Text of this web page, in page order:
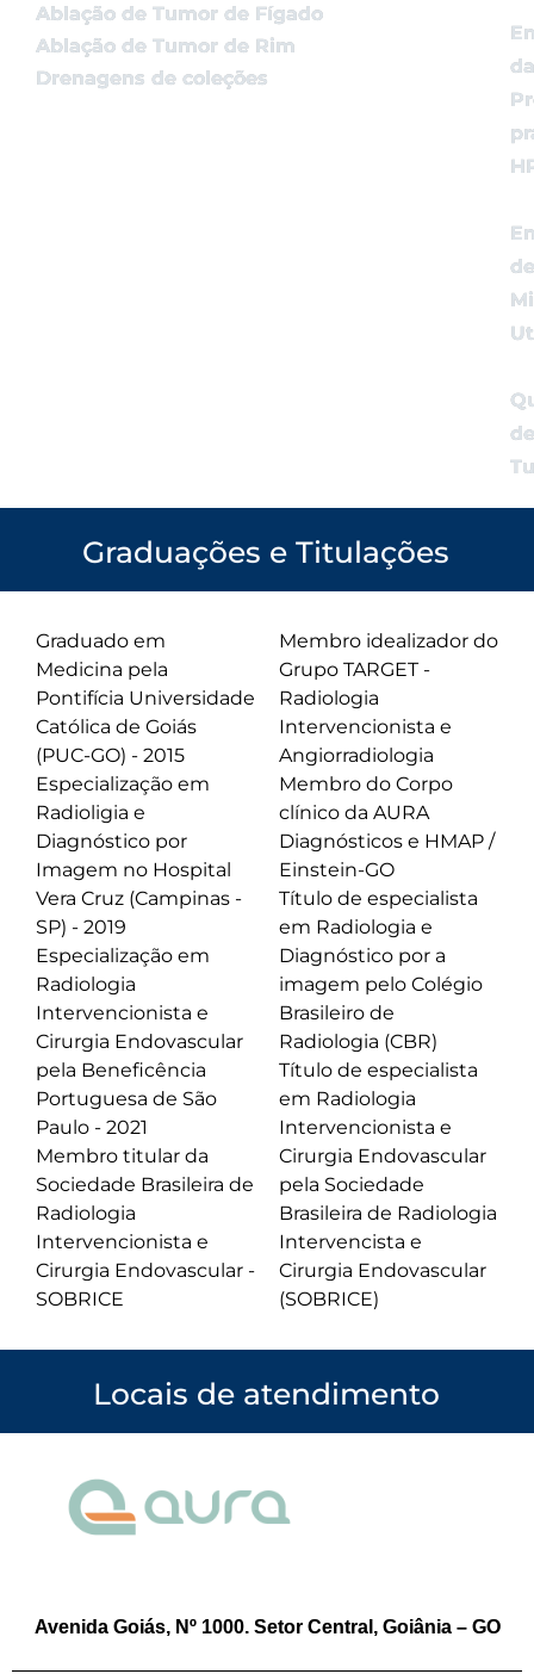
Ablação de Tumor de Fígado
Ablação de Tumor de Rim
Drenagens de coleções
da
de
de
Graduações e Titulações
Graduado em
Medicina pela
Pontifícia Universidade
Católica de Goiás
(PUC-GO) - 2015
Especialização em
Radioligia e
Diagnóstico por
Imagem no Hospital
Vera Cruz (Campinas -
SP) - 2019
Especialização em
Radiologia
Intervencionista e
Cirurgia Endovascular
pela Beneficência
Portuguesa de São
Paulo - 2021
Membro titular da
Sociedade Brasileira de
Radiologia
Intervencionista e
Cirurgia Endovascular -
SOBRICE
Membro idealizador do
Grupo TARGET -
Radiologia
Intervencionista e
Angiorradiologia
⁠Membro do Corpo
clínico da AURA
Diagnósticos e HMAP /
Einstein-GO
Título de especialista
em Radiologia e
Diagnóstico por a
imagem pelo Colégio
Brasileiro de
Radiologia (CBR)
Título de especialista
em Radiologia
Intervencionista e
Cirurgia Endovascular
pela Sociedade
Brasileira de Radiologia
Intervencista e
Cirurgia Endovascular
(SOBRICE)
Locais de atendimento
Avenida Goiás, Nº 1000. Setor Central, Goiânia – GO